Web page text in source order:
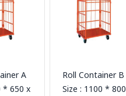
A
* 650 x
Roll Container B
Size : 1100 * 800